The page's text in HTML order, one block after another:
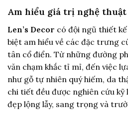
Am hiểu giá trị nghệ
Len’s Decor có đội ngũ thiết
biệt am hiểu về các đặc trưng
tân cổ điển. Từ những đường
văn chạm khắc tỉ mỉ, đến việc
như gỗ tự nhiên quý hiếm, da
chi tiết đều được nghiên cứu kỹ
đẹp lộng lẫy, sang trọng và